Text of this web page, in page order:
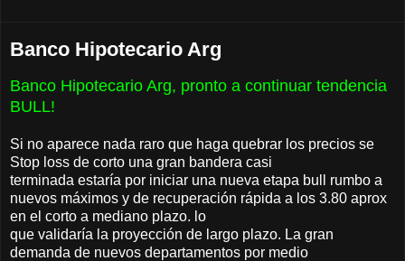
Banco Hipotecario Arg
Banco Hipotecario Arg, pronto a continuar tendencia
BULL!
Si no aparece nada raro que haga quebrar los precios se
Stop loss de corto una gran bandera casi
terminada estaría por iniciar una nueva etapa bull rumbo a
nuevos máximos y de recuperación rápida a los 3.80 aprox
en el corto a mediano plazo. lo
que validaría la proyección de largo plazo. La gran
demanda de nuevos departamentos por medio